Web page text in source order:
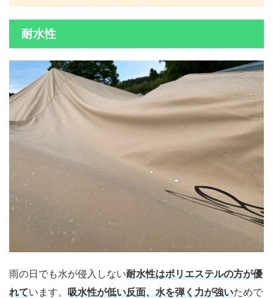
耐水性
雨の日でも水が侵入しない耐水性はポリエステルの方が優
れています。 吸水性が低い反面、水を弾く力が強いためで